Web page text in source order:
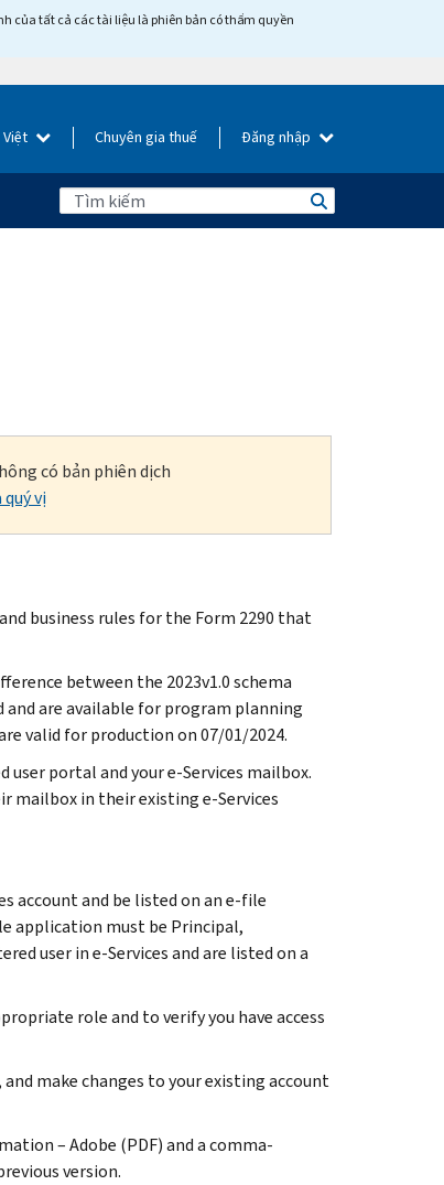
của tất cả các tài liệu là phiên bản có thẩm quyền
Chuyên gia thuế Đăng nhập
có bản phiên dịch
vị
business rules for the Form 2290 that
between the 2023v1.0 schema
and are available for program planning
valid for production on 07/01/2024.
portal and your e-Services mailbox.
mailbox in their existing e-Services
account and be listed on an e-file
application must be Principal,
user in e-Services and are listed on a
role and to verify you have access
make changes to your existing account
– Adobe (PDF) and a comma-
version.